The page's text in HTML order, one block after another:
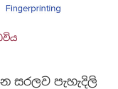
සරලව පැහැදිලි